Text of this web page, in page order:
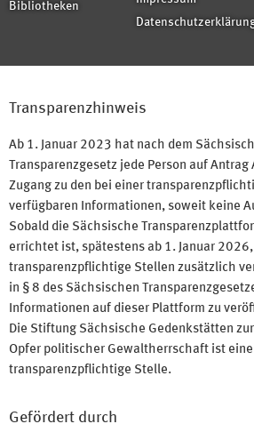
Bibliotheken
Transparenzhinweis
Ab 1. Januar 2023 hat nach dem
Transparenzgesetz jede Person auf Antrag
Zugang zu den bei einer
verfügbaren Informationen, soweit keine
Sobald die Sächsische
errichtet ist, spätestens ab 1. Januar
transparenzpflichtige Stellen zusätzlich
in § 8 des Sächsischen
Informationen auf dieser Plattform zu
Die Stiftung Sächsische Gedenkstätten
Opfer politischer Gewaltherrschaft ist eine
transparenzpflichtige Stelle.
Gefördert durch